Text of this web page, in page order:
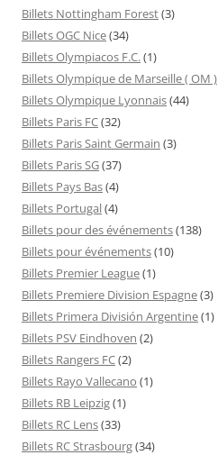
Billets Nottingham Forest(3)
Billets OGC Nice(34)
Billets Olympiacos F.C.(1)
Billets Olympique de Marseille ( OM )
Billets Olympique Lyonnais(44)
Billets Paris FC(32)
Billets Paris Saint Germain (3)
Billets Paris SG(37)
Billets Pays Bas(4)
Billets Portugal(4)
Billets pour des événements(138)
Billets pour événements(10)
Billets Premier League(1)
Billets Premiere Division Espagne(3)
Billets Primera División Argentine(1)
Billets PSV Eindhoven (2)
Billets Rangers FC(2)
Billets Rayo Vallecano (1)
Billets RB Leipzig(1)
Billets RC Lens(33)
Billets RC Strasbourg(34)